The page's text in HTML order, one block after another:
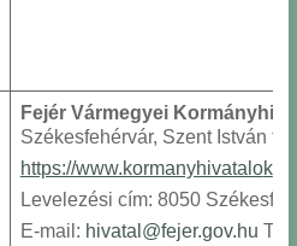
Fejér Vármegyei
Székesfehérvár, Szent István
https://www.kormanyhivatalok
Levelezési cím: 8050
E-mail: hivatal@fejer.gov.hu